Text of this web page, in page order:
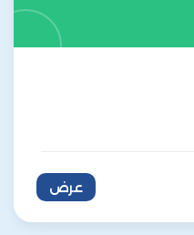
عرض